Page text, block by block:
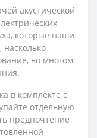
акустической
которые наши
во многом
в комплекте с
отдельную
предпочтение